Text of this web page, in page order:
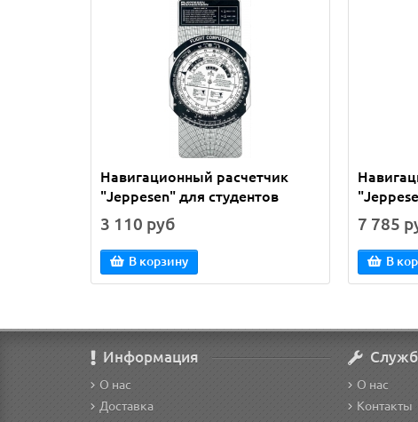
Навигационный расчетчик
"Jeppesen" для студентов
3 110 руб
В корзину
7 785
В
Информация
О нас
Доставка
О нас
Контакты